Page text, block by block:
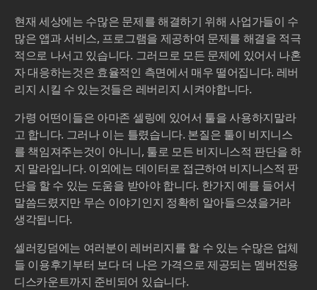
현재 세상에는 수많은 문제를 해결하기 위해 사업가들이 수
많은 앱과 서비스, 프로그램을 제공하여 문제를 해결을 적극
적으로 나서고 있습니다. 그러므로 모든 문제에 있어서 나혼
자 대응하는것은 효율적인 측면에서 매우 떨어집니다. 레버
리지 시킬 수 있는것들은 레버리지 시켜야합니다.
가령 어떤이들은 아마존 셀링에 있어서 툴을 사용하지말라
고 합니다. 그러나 이는 틀렸습니다. 본질은 툴이 비지니스
를 책임져주는것이 아니니, 툴로 모든 비지니스적 판단을 하
지 말라입니다. 이외에는 데이터로 접근하여 비지니스적 판
단을 할 수 있는 도움을 받아야 합니다. 한가지 예를 들어서
말씀드렸지만 무슨 이야기인지 정확히 알아들으셨을거라
생각됩니다.
셀러킹덤에는 여러분이 레버리지를 할 수 있는 수많은 업체
들 이용후기부터 보다 더 나은 가격으로 제공되는 멤버전용
디스카운트까지 준비되어 있습니다.